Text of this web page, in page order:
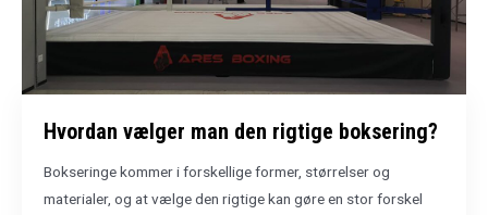
Hvordan vælger man den rigtige boksering?
Bokseringe kommer i forskellige former, størrelser og
materialer, og at vælge den rigtige kan gøre en stor forskel